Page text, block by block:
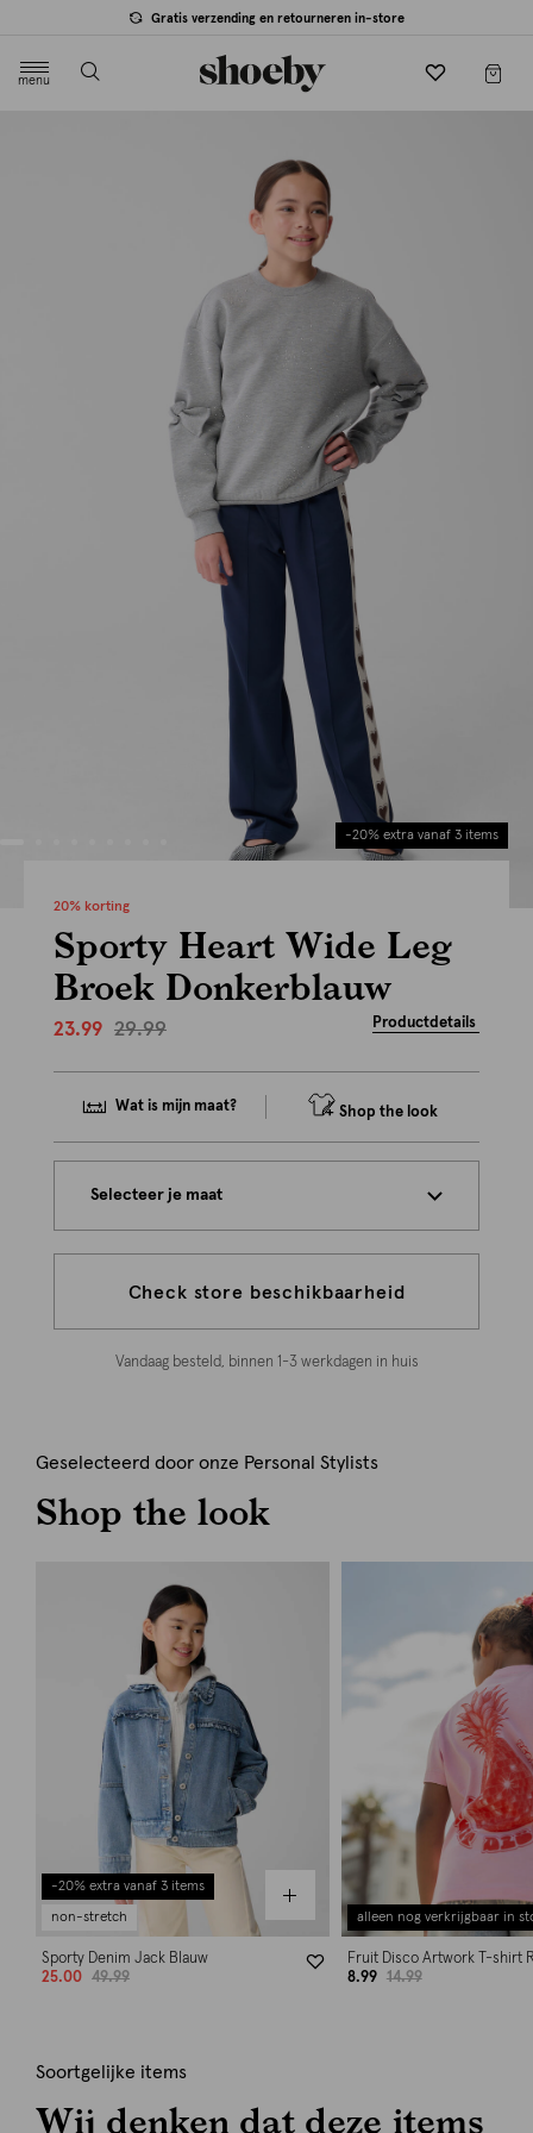
Gratis verzending en retourneren in-store
menu
-20% extra vanaf 3 items
20% korting
Sporty Heart Wide Leg
Broek Donkerblauw
23.99 29.99 Productdetails
Wat is mijn maat? Shop the look
Selecteer je maat
Check store beschikbaarheid
Vandaag besteld, binnen 1-3 werkdagen in huis
Geselecteerd door onze Personal Stylists
Shop the look
-20% extra vanaf 3 items
non-stretch
Sporty Denim Jack Blauw
25.00
49.99
alleen nog verkrijgbaar in
Fruit Disco Artwork T-shirt
8.99
14.99
Soortgelijke items
Wij denken dat deze items